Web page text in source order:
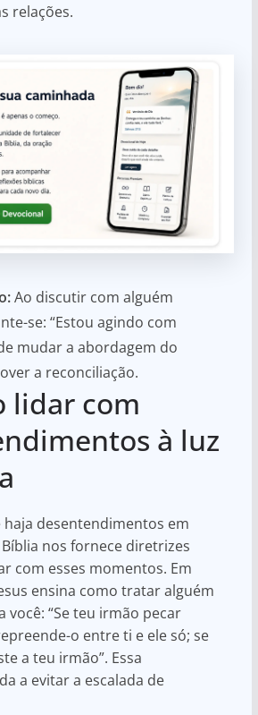
relações.
Ao discutir com alguém
se: “Estou agindo com
mudar a abordagem do
a reconciliação.
lidar com
à luz
haja desentendimentos em
Bíblia nos fornece diretrizes
com esses momentos. Em
ensina como tratar alguém
você: “Se teu irmão pecar
o entre ti e ele só; se
a teu irmão”. Essa
a evitar a escalada de